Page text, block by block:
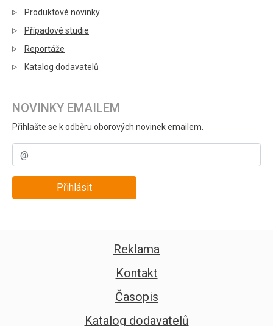
Produktové novinky
Případové studie
Reportáže
Katalog dodavatelů
NOVINKY EMAILEM
Přihlašte se k odběru oborových novinek emailem.
Přihlásit
Reklama
Kontakt
Časopis
Katalog dodavatelů